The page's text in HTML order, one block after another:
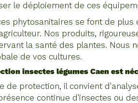
le déploiement de ces
phytosanitaires se font de
Nos produits,
la santé des plantes. Nous
de vos cultures.
insectes légumes Caen est
de protection, il convient
continue d'insectes ou